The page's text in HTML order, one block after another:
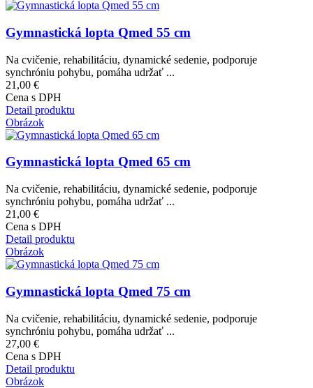
Gymnastická lopta Qmed 55 cm
Na cvičenie, rehabilitáciu, dynamické sedenie, podporuje
synchróniu pohybu, pomáha udržať ...
21,00 €
Cena s DPH
Detail produktu
Obrázok
Gymnastická lopta Qmed 65 cm
Na cvičenie, rehabilitáciu, dynamické sedenie, podporuje
synchróniu pohybu, pomáha udržať ...
21,00 €
Cena s DPH
Detail produktu
Obrázok
Gymnastická lopta Qmed 75 cm
Na cvičenie, rehabilitáciu, dynamické sedenie, podporuje
synchróniu pohybu, pomáha udržať ...
27,00 €
Cena s DPH
Detail produktu
Obrázok